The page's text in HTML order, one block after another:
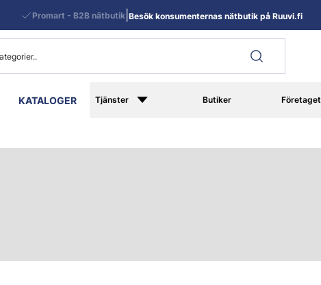
KATALOGER Tjänster Butiker Företaget
Promart - B2B nätbutik Besök konsumenternas nätbutik på Ruuvi.fi